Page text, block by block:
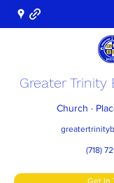
Greater Trinity
Church ·
(718)
Get In